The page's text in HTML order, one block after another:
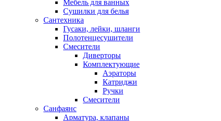
Мебель для ванных
Сушилки для белья
Сантехника
Гусаки, лейки, шланги
Полотенцесушители
Смесители
Диверторы
Комплектующие
Аэраторы
Катриджи
Ручки
Смесители
Санфаянс
Арматура, клапаны